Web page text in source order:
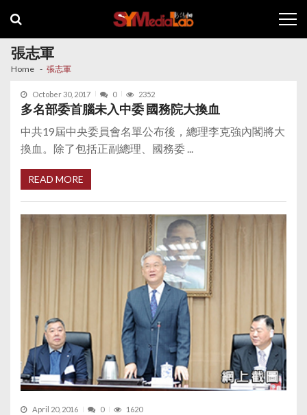
navigation
content
張志軍
Home 張志軍
October 30, 2017 0 2352
多名部委首腦未入中委 國務院大換血
中共19屆中央委員會名單公布後，總理李克強內閣將大
換血。除了包括正副總理、國務委 ...
READ MORE
April 20, 2016 0 1620